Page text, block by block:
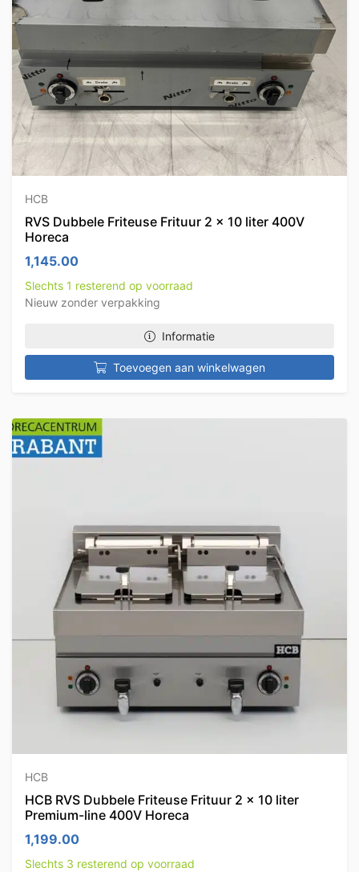
HCB
RVS Dubbele Friteuse Frituur 2 x 10 liter 400V
Horeca
1,145.00
Slechts 1 resterend op voorraad
Nieuw zonder verpakking
Informatie
Toevoegen aan winkelwagen
HCB
HCB RVS Dubbele Friteuse Frituur 2 x 10 liter
Premium-line 400V Horeca
1,199.00
Slechts 3 resterend op voorraad